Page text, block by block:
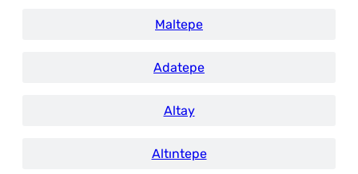
Maltepe
Adatepe
Altay
Altıntepe